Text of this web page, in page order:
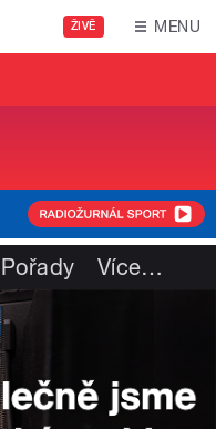
ŽIVĚ MENU
Pořady Více…